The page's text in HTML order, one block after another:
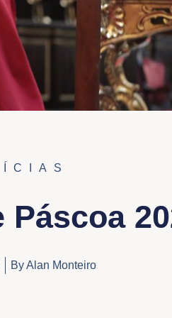
ByAlan Monteiro